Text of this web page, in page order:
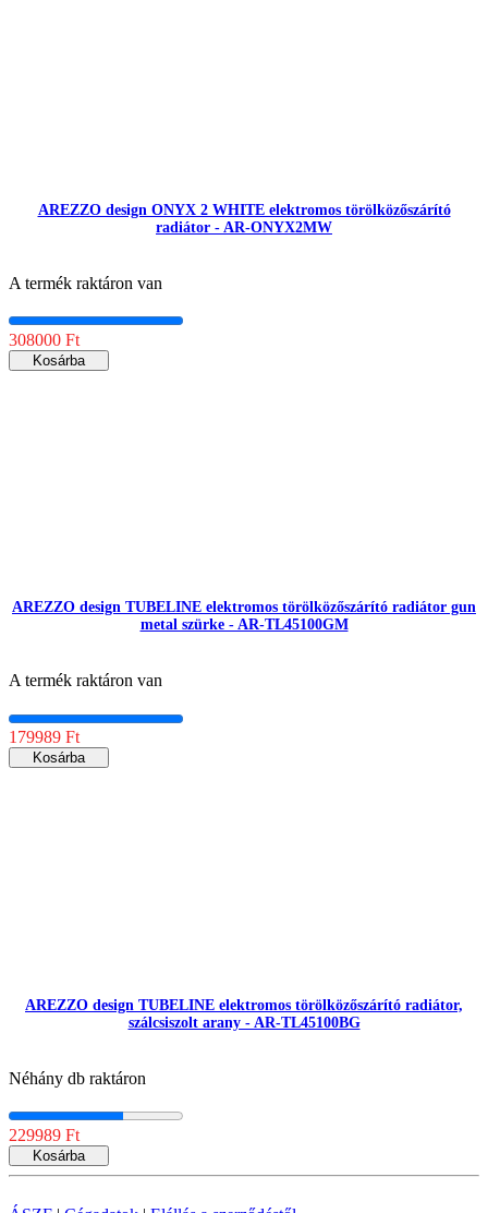
AREZZO design ONYX 2 WHITE elektromos törölközőszárító
radiátor - AR-ONYX2MW
A termék raktáron van
308000 Ft
Kosárba
AREZZO design TUBELINE elektromos törölközőszárító radiátor gun
metal szürke - AR-TL45100GM
A termék raktáron van
179989 Ft
Kosárba
AREZZO design TUBELINE elektromos törölközőszárító radiátor,
szálcsiszolt arany - AR-TL45100BG
Néhány db raktáron
229989 Ft
Kosárba